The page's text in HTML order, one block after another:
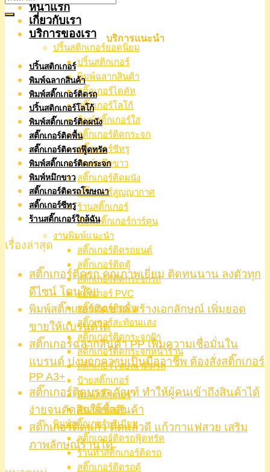
หน้าแรก
เกี่ยวกับเรา
บริการของเรา
ปริ้นสติกเกอร์ยอดนิยม
ปริ้นสติกเกอร์
พิมพ์ฉลากสินค้า
สติ๊กเกอร์ไดคัท
สติ๊กเกอร์โลโก้
พิมพ์สติ๊กเกอร์ใส
สติ๊กเกอร์ติดกระจก
สติ๊กเกอร์ซีทรู
พิมพ์หมึกขาว
สติ๊กเกอร์ติดผนัง
สติ๊กเกอร์สูญญากาศ
ร้านสติ๊กเกอร์
พิมพ์สติ๊กเกอร์การ์ตูน
งานพิมพ์แนะนำ
สติ๊กเกอร์ติดรถยนต์
สติ๊กเกอร์ติดตู้
สติ๊กเกอร์ติดกระจกรถ
สติ๊กเกอร์ PVC
สติ๊กเกอร์ติดพื้น
สติ๊กเกอร์สะท้อนแสง
สติ๊กเกอร์ติดกระจกฝ้า
สติ๊กเกอร์ติดกระจกหน้าร้าน
สติ๊กเกอร์โฆษณาติดรถ
ป้ายสติ๊กเกอร์
พิมพ์สติ๊กเกอร์
ตัดสติ๊กเกอร์
พิมพ์สติ๊กเกอร์พรีเมียม
สติ๊กเกอร์ติดรถฟู้ดทรัค
ร้านทำสติ๊กเกอร์ติดรถ
สติ๊กเกอร์ติดรถตู้
บริการแนะนำ
ปริ้นสติกเกอร์
พิมพ์ฉลากสินค้า
พิมพ์สติ๊กเกอร์ติดรถ
ปริ้นสติกเกอร์โลโก้
พิมพ์สติ๊กเกอร์ติดผนัง
สติ๊กเกอร์ติดพื้น
สติ๊กเกอร์ติดรถฟู๊ดทรัค
พิมพ์สติ๊กเกอร์ติดกระจก
พิมพ์หมึกขาว
สติ๊กเกอร์ติดรถโฆษณา
สติ๊กเกอร์ซีทรู
ร้านสติ๊กเกอร์ใกล้ฉัน
เรื่องล่าสุด
สติ๊กเกอร์ติดรถ คุณภาพเยี่ยม ติดทนนาน ลงตัวทุก
ดีไซน์ โดนใจ!!
พิมพ์สติ๊กเกอร์ติดขวด สร้างเอกลักษณ์ เพิ่มยอด
ขายให้แบรนด์ได้
สติ๊กเกอร์ฉลากสินค้า PP เพิ่มความเชื่อมั่นใน
แบรนด์ บ่งบอกความเป็นมืออาชีพ ต้องสั่งสติ๊กเกอร์
PP A3+
สติ๊กเกอร์ติดบรรจุภัณฑ์ ทำให้ผู้คนเข้าถึงสินค้าได้
ง่ายจนตัดสินใจซื้อสินค้า
สติ๊กเกอร์ติดแก้ว ติดแล้วดี แก้วกาแฟสวย เสริม
ภาพลักษณ์ร้านได้